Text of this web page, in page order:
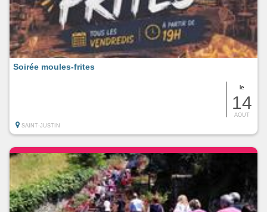
le
14
AOUT
Soirée moules-frites
SAINT-JUSTIN